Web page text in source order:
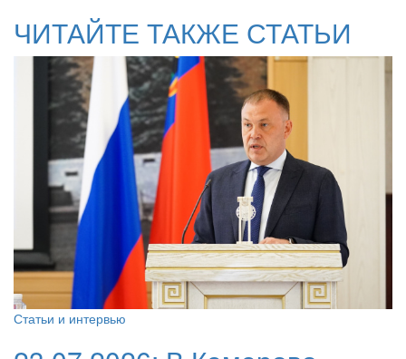
ЧИТАЙТЕ ТАКЖЕ СТАТЬИ
Статьи и интервью